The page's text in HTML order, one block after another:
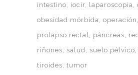
intestino
iocir laparoscopia
obesidad mórbida
operación
prolapso rectal
páncreas
riñones
salud suelo pélvico
tiroides tumor